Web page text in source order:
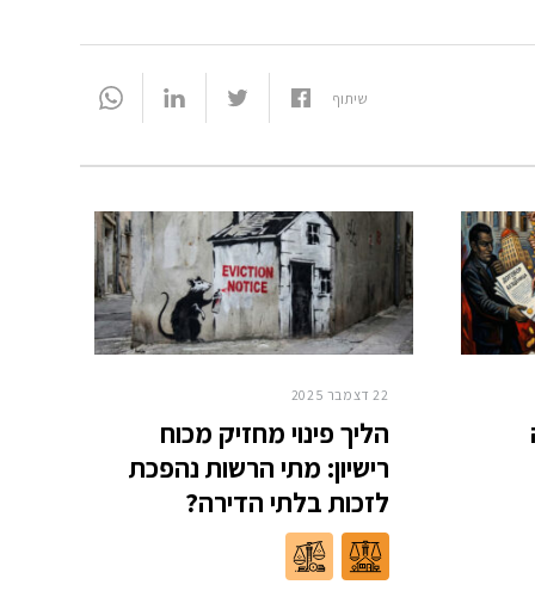
שיתוף
22 דצמבר 2025
הליך פינוי מחזיק מכוח
רישיון: מתי הרשות נהפכת
לזכות בלתי הדירה?